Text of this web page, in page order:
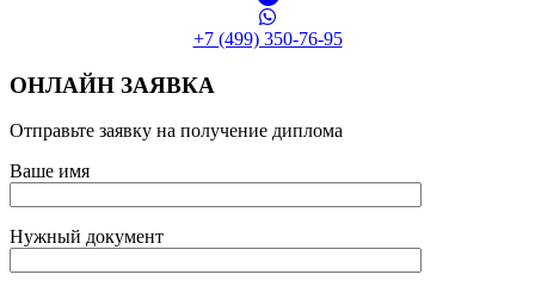
+7 (499) 350-76-95
ОНЛАЙН ЗАЯВКА
Отправьте заявку на получение диплома
Ваше имя
Нужный документ